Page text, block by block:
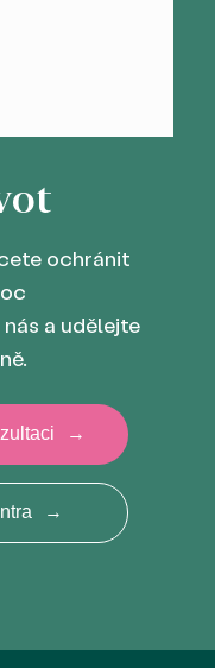
ochránit
a udělejte
→
→